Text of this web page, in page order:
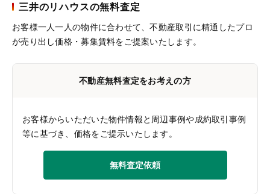
三井のリハウスの無料査定
お客様一人一人の物件に合わせて、不動産取引に精通したプロ
が売り出し価格・募集賃料をご提案いたします。
不動産無料査定をお考えの方
お客様からいただいた物件情報と周辺事例や成約取引事例
等に基づき、価格をご提示いたします。
無料査定依頼